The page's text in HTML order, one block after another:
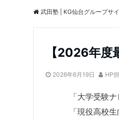
武田塾 | KG仙台グループサ
【2026年
2026年6月19日 HP
「大学受験
「現役高校